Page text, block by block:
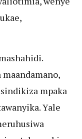
mpaka
Yale